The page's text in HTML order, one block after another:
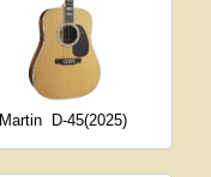
Martin D-45(2025)